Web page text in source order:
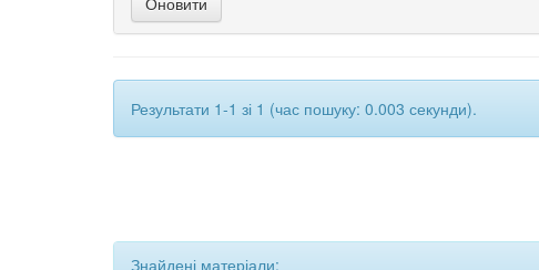
Результати 1-1 зі 1 (час пошуку: 0.003 секунди).
Знайдені матеріали: